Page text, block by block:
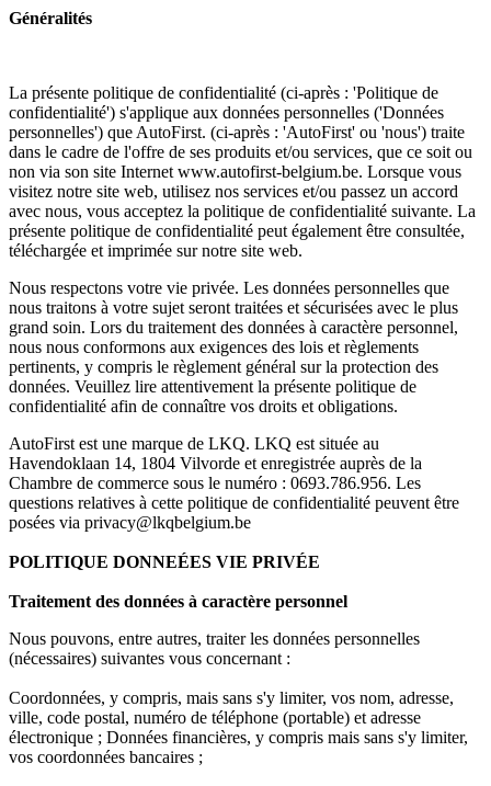
Généralités
La présente politique de confidentialité (ci-après : 'Politique de
confidentialité') s'applique aux données personnelles ('Données
personnelles') que AutoFirst. (ci-après : 'AutoFirst' ou 'nous') traite
dans le cadre de l'offre de ses produits et/ou services, que ce soit ou
non via son site Internet www.autofirst-belgium.be. Lorsque vous
visitez notre site web, utilisez nos services et/ou passez un accord
avec nous, vous acceptez la politique de confidentialité suivante. La
présente politique de confidentialité peut également être consultée,
téléchargée et imprimée sur notre site web.
Nous respectons votre vie privée. Les données personnelles que
nous traitons à votre sujet seront traitées et sécurisées avec le plus
grand soin. Lors du traitement des données à caractère personnel,
nous nous conformons aux exigences des lois et règlements
pertinents, y compris le règlement général sur la protection des
données. Veuillez lire attentivement la présente politique de
confidentialité afin de connaître vos droits et obligations.
AutoFirst est une marque de LKQ. LKQ est située au
Havendoklaan 14, 1804 Vilvorde et enregistrée auprès de la
Chambre de commerce sous le numéro : 0693.786.956. Les
questions relatives à cette politique de confidentialité peuvent être
posées via privacy@lkqbelgium.be
POLITIQUE DONNEÉES VIE PRIVÉE
Traitement des données à caractère personnel
Nous pouvons, entre autres, traiter les données personnelles
(nécessaires) suivantes vous concernant :
Coordonnées, y compris, mais sans s'y limiter, vos nom, adresse,
ville, code postal, numéro de téléphone (portable) et adresse
électronique ; Données financières, y compris mais sans s'y limiter,
vos coordonnées bancaires ;